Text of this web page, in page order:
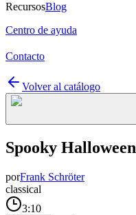
RecursosBlog
Centro de ayuda
Contacto
Volver al catálogo
Spooky Halloween
porFrank Schröter
classical
3:10